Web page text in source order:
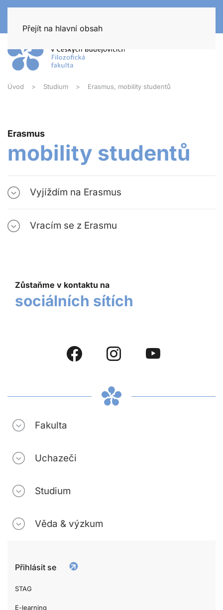
Přejít na hlavní obsah
Úvod Studium Erasmus, mobility studentů
Erasmus
mobility studentů
Vyjíždím na Erasmus
Vracím se z Erasmu
Zůstaňme v kontaktu na
sociálních sítích
Fakulta
Uchazeči
Studium
Věda & výzkum
Přihlásit se
STAG
E-learning